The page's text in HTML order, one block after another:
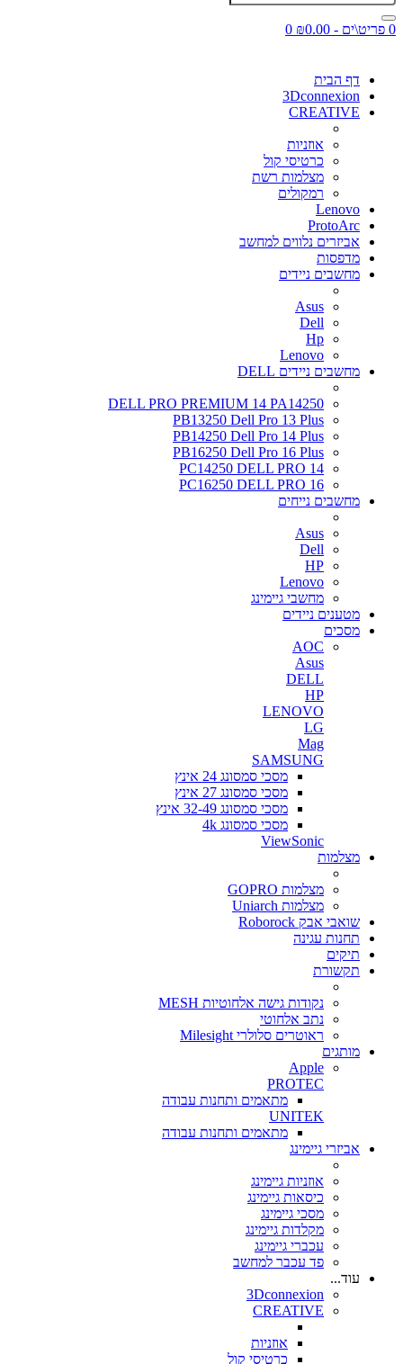
0 פריט\ים - ₪0.00 0
דף הבית
3Dconnexion
CREATIVE
אוזניות
כרטיסי קול
מצלמות רשת
רמקולים
Lenovo
ProtoArc
אביזרים נלווים למחשב
מדפסות
מחשבים ניידים
Asus
Dell
Hp
Lenovo
מחשבים ניידים DELL
DELL PRO PREMIUM 14 PA14250
PB13250 Dell Pro 13 Plus
PB14250 Dell Pro 14 Plus
PB16250 Dell Pro 16 Plus
PC14250 DELL PRO 14
PC16250 DELL PRO 16
מחשבים נייחים
Asus
Dell
HP
Lenovo
מחשבי גיימינג
מטענים ניידים
מסכים
AOC
Asus
DELL
HP
LENOVO
LG
Mag
SAMSUNG
מסכי סמסונג 24 אינץ
מסכי סמסונג 27 אינץ
מסכי סמסונג 32-49 אינץ
מסכי סמסונג 4k
ViewSonic
מצלמות
מצלמות GOPRO
מצלמות Uniarch
שואבי אבק Roborock
תחנות עגינה
תיקים
תקשורת
נקודות גישה אלחוטיות MESH
נתב אלחוטי
ראוטרים סלולרי Milesight
מותגים
Apple
PROTEC
מתאמים ותחנות עבודה
UNITEK
מתאמים ותחנות עבודה
אביזרי גיימינג
אוזניות גיימינג
כיסאות גיימינג
מסכי גיימינג
מקלדות גיימינג
עכברי גיימינג
פד עכבר למחשב
עוד...
3Dconnexion
CREATIVE
אוזניות
כרטיסי קול